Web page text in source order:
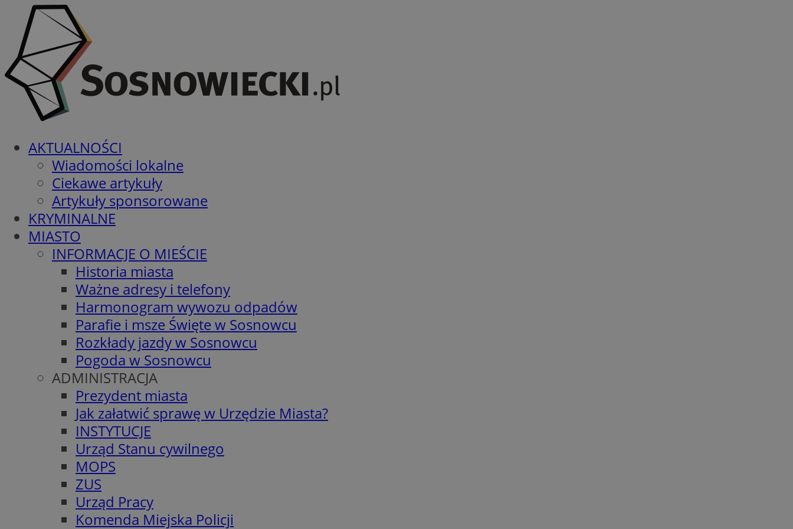
AKTUALNOŚCI
Wiadomości lokalne
Ciekawe artykuły
Artykuły sponsorowane
KRYMINALNE
MIASTO
INFORMACJE O MIEŚCIE
Historia miasta
Ważne adresy i telefony
Harmonogram wywozu odpadów
Parafie i msze Święte w Sosnowcu
Rozkłady jazdy w Sosnowcu
Pogoda w Sosnowcu
ADMINISTRACJA
Prezydent miasta
Jak załatwić sprawę w Urzędzie Miasta?
INSTYTUCJE
Urząd Stanu cywilnego
MOPS
ZUS
Urząd Pracy
Komenda Miejska Policji